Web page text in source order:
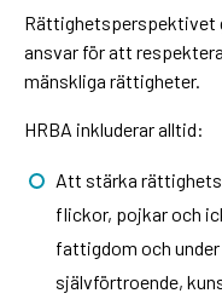
Rättighetsperspektivet
ansvar för att
mänskliga rättigheter.
HRBA inkluderar alltid:
Att stärka
flickor, pojkar och
fattigdom och
självförtroende,